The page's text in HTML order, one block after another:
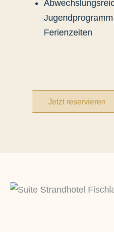
Ferienzeiten
Jetzt reservieren